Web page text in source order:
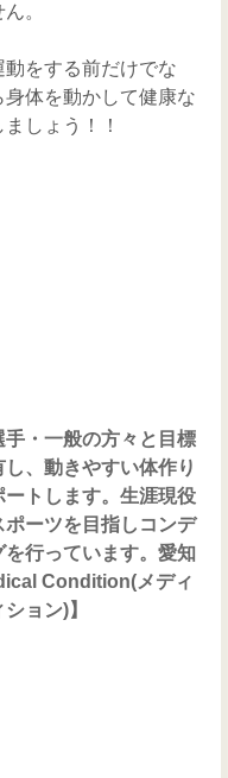
。
動をする前だけでな
身体を動かして健康な
しょう！！
手・一般の方々と目標
し、動きやすい体作り
ートします。生涯現役
ポーツを目指しコンデ
を行っています。愛知
Condition(メディ
ョン)】